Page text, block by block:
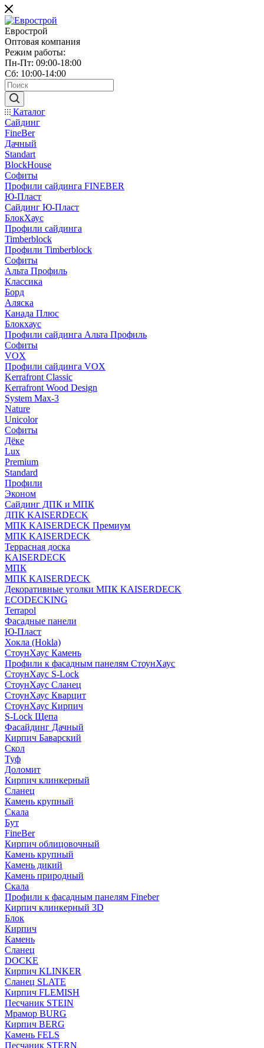
Еврострой
Оптовая компания
Режим работы:
Пн-Пт: 09:00-18:00
Сб: 10:00-14:00
Каталог
Сайдинг
FineBer
Дачный
Standart
BlockHouse
Софиты
Профили сайдинга FINEBER
Ю-Пласт
Сайдинг Ю-Пласт
БлокХаус
Профили сайдинга
Timberblock
Профили Timberblock
Софиты
Альта Профиль
Классика
Борд
Аляска
Канада Плюс
Блокхаус
Профили сайдинга Альта Профиль
Софиты
VOX
Профили сайдинга VOX
Kerrafront Classic
Kerrafront Wood Design
System Max-3
Nature
Unicolor
Софиты
Дёке
Lux
Premium
Standard
Профили
Эконом
Сайдинг ДПК и МПК
ДПК KAISERDECK
МПК KAISERDECK Премиум
МПК KAISERDECK
Террасная доска
KAISERDECK
МПК
МПК KAISERDECK
Декоративные уголки МПК KAISERDECK
ECODECKING
Terrapol
Фасадные панели
Ю-Пласт
Хокла (Hokla)
СтоунХаус Камень
Профили к фасадным панелям СтоунХаус
СтоунХаус S-Lock
СтоунХаус Сланец
СтоунХаус Кварцит
СтоунХаус Кирпич
S-Lock Щепа
Фасайдинг Дачный
Кирпич Баварский
Скол
Туф
Доломит
Кирпич клинкерный
Сланец
Камень крупный
Скала
Бут
FineBer
Кирпич облицовочный
Камень крупный
Камень дикий
Камень природный
Скала
Профили к фасадным панелям Fineber
Кирпич клинкерный 3D
Блок
Кирпич
Камень
Сланец
DOCKE
Кирпич KLINKER
Сланец SLATE
Кирпич FLEMISH
Пес­ча­ник STEIN
Мрамор BURG
Кирпич BERG
Камень FELS
Пес­ча­ник STERN